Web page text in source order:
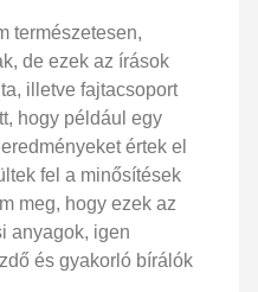
természetesen,
de ezek az írások
illetve fajtacsoport
hogy például egy
értek el
fel a minősítések
meg, hogy ezek az
anyagok, igen
és gyakorló bírálók